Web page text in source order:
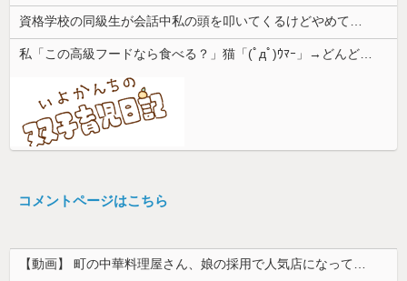
コメントページはこちら
【動画】 町の中華料理屋さん、娘の採用で人気店になってしまう